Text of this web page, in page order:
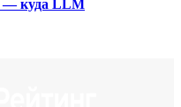
— куда LLM